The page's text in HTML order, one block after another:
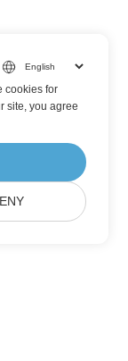
cookies for
site, you agree